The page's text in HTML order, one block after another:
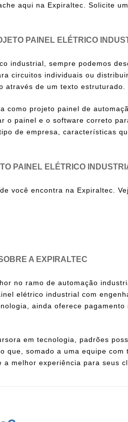
ache aqui na Expiraltec. Solicite
PAINEL ELÉTRICO
industrial , sempre podemos
circuitos individuais ou
através de um texto estruturado.
como projeto painel de
o painel e o software correto
de empresa, características
PAINEL ELÉTRICO
você encontra na Expiraltec.
A EXPIRALTEC
no ramo de automação
elétrico industrial com
ainda oferece
em tecnologia, padrões
que, somado a uma equipe com
melhor experiência para seus